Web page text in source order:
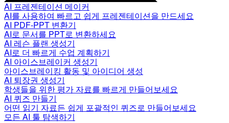
AI 프레젠테이션 메이커
AI를 사용하여 빠르고 쉽게 프레젠테이션을 만드세요
AI PDF-PPT 변환기
AI로 문서를 PPT로 변환하세요
AI 레슨 플랜 생성기
AI로 더 빠르게 수업 계획하기
AI 아이스브레이커 생성기
아이스브레이킹 활동 및 아이디어 생성
AI 퇴장권 생성기
학생들을 위한 평가 자료를 빠르게 만들어보세요
AI 퀴즈 만들기
어떤 읽기 자료든 쉽게 포괄적인 퀴즈로 만들어보세요
모든 AI 툴 탐색하기